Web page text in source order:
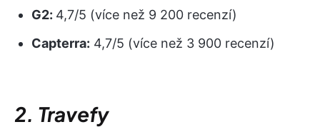
G2: 4,7/5 (více než 9 200 recenzí)
Capterra: 4,7/5 (více než 3 900 recenzí)
2. Travefy